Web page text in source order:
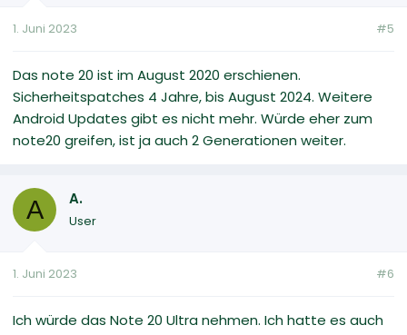
1. Juni 2023 #5
Das note 20 ist im August 2020 erschienen.
Sicherheitspatches 4 Jahre, bis August 2024. Weitere
Android Updates gibt es nicht mehr. Würde eher zum
note20 greifen, ist ja auch 2 Generationen weiter.
A A.
User
1. Juni 2023 #6
Ich würde das Note 20 Ultra nehmen. Ich hatte es auch